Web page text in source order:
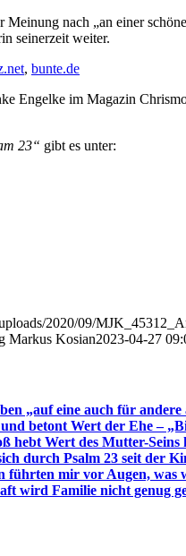
Meinung nach „an einer
seinerzeit weiter.
, bunte.de
Engelke im Magazin
23“ gibt es unter:
2020/09/
Markus Kosian2023-04-27
„auf eine auch für andere
betont Wert der Ehe –
hebt Wert des Mutter-Seins
durch Psalm 23 seit der
führten mir vor Augen, was
wird Familie nicht genug